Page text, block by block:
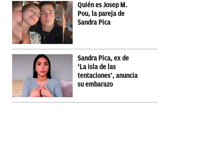
Quién es Josep M.
Pou, la pareja de
Sandra Pica
Sandra Pica, ex de
‘La isla de las
tentaciones’, anuncia
su embarazo